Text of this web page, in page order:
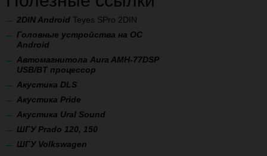
2DIN Android Teyes SPro 2DIN
Головные устройства на ОС
Android
Автомагнитола Aura AMH-77DSP
USB/BT процессор
Акустика DLS
Акустика Pride
Акустика Ural Sound
ШГУ Prado 120, 150
ШГУ Volkswagen